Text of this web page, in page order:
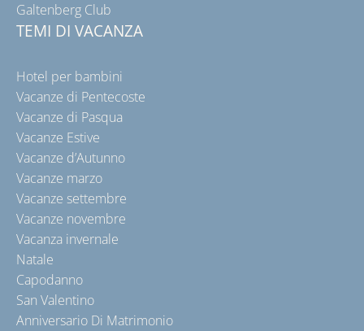
TEMI DI VACANZA
Hotel per bambini
Vacanze di Pentecoste
Vacanze di Pasqua
Vacanze Estive
Vacanze d’Autunno
Vacanze marzo
Vacanze settembre
Vacanze novembre
Vacanza invernale
Natale
Capodanno
San Valentino
Anniversario Di Matrimonio
Galtenberg Club